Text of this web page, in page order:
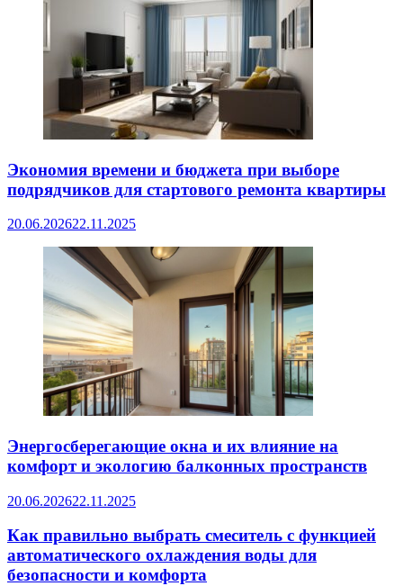
Экономия времени и бюджета при выборе
подрядчиков для стартового ремонта квартиры
20.06.202622.11.2025
Энергосберегающие окна и их влияние на
комфорт и экологию балконных пространств
20.06.202622.11.2025
Как правильно выбрать смеситель с функцией
автоматического охлаждения воды для
безопасности и комфорта